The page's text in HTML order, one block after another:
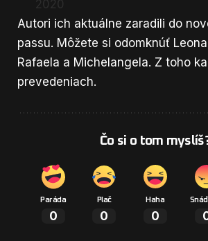
Autori ich aktuálne zaradili do
passu. Môžete si odomknúť
Rafaela a Michelangela. Z toho
prevedeniach.
Čo si o tom
Paráda
0
Plač
0
Haha
0